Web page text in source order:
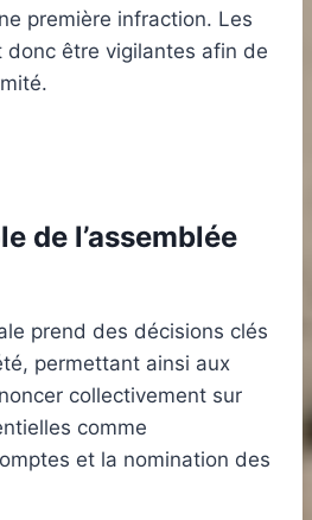
première infraction. Les
donc être vigilantes afin de
de l’assemblée
prend des décisions clés
permettant ainsi aux
collectivement sur
comme
et la nomination des